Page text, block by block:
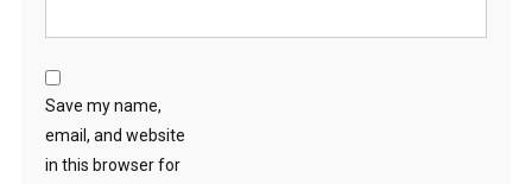
Save my name,
email, and website
in this browser for